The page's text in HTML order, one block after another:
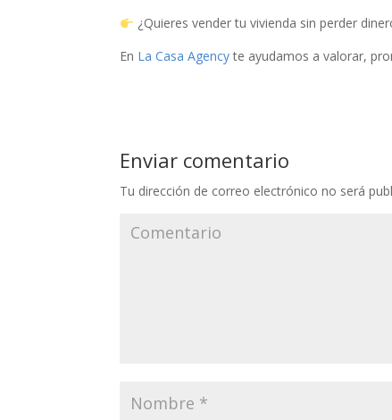
¿Quieres vender tu vivienda sin perder
En La Casa Agencyte ayudamos a valorar,
Enviar comentario
Tu dirección de correo electrónico no será